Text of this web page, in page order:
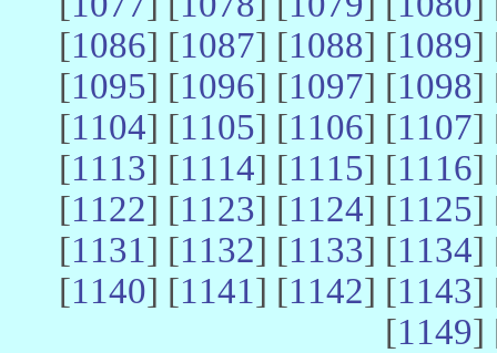
[1086] [1087] [1088] [1089]
[1095] [1096] [1097] [1098]
[1104] [1105] [1106] [1107]
[1113] [1114] [1115] [1116]
[1122] [1123] [1124] [1125]
[1131] [1132] [1133] [1134]
[1140] [1141] [1142] [1143]
[1149]